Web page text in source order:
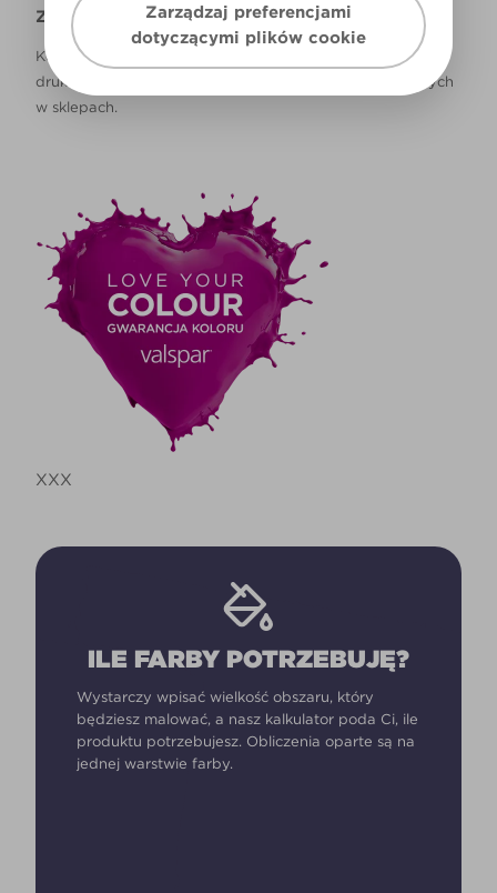
Zarządzaj preferencjami
dotyczącymi plików cookie
Zastrzeżenie
Kolory, które są widoczne na monitorze i/lub kolory
drukowane, mogą się różnić od rzeczywistych, dostępnych
w sklepach.
XXX
ILE FARBY POTRZEBUJĘ?
Wystarczy wpisać wielkość obszaru, który
będziesz malować, a nasz kalkulator poda Ci, ile
produktu potrzebujesz. Obliczenia oparte są na
jednej warstwie farby.